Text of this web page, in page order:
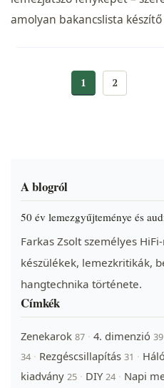
amolyan bakancslista
1 2
A blogról
50 év lemezgyűjteménye és
Farkas Zsolt személyes
készülékek, lemezkritikák,
hangtechnika története.
Címkék
Zenekarok 87 · 4. dimenzió 39
34 · Rezgéscsillapítás 31 ·
kiadvány 25 · DIY 24 · Napi